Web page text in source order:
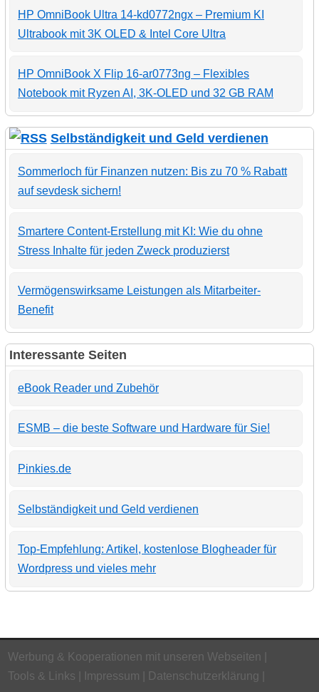
HP OmniBook Ultra 14-kd0772ngx – Premium KI
Ultrabook mit 3K OLED & Intel Core Ultra
HP OmniBook X Flip 16-ar0773ng – Flexibles
Notebook mit Ryzen AI, 3K-OLED und 32 GB RAM
Selbständigkeit und Geld verdienen
Sommerloch für Finanzen nutzen: Bis zu 70 % Rabatt
auf sevdesk sichern!
Smartere Content-Erstellung mit KI: Wie du ohne
Stress Inhalte für jeden Zweck produzierst
Vermögenswirksame Leistungen als Mitarbeiter-
Benefit
Interessante Seiten
eBook Reader und Zubehör
ESMB – die beste Software und Hardware für Sie!
Pinkies.de
Selbständigkeit und Geld verdienen
Top-Empfehlung: Artikel, kostenlose Blogheader für
Wordpress und vieles mehr
Werbung & Kooperationen mit unseren Webseiten
Tools & Links
Impressum Datenschutzerklärung